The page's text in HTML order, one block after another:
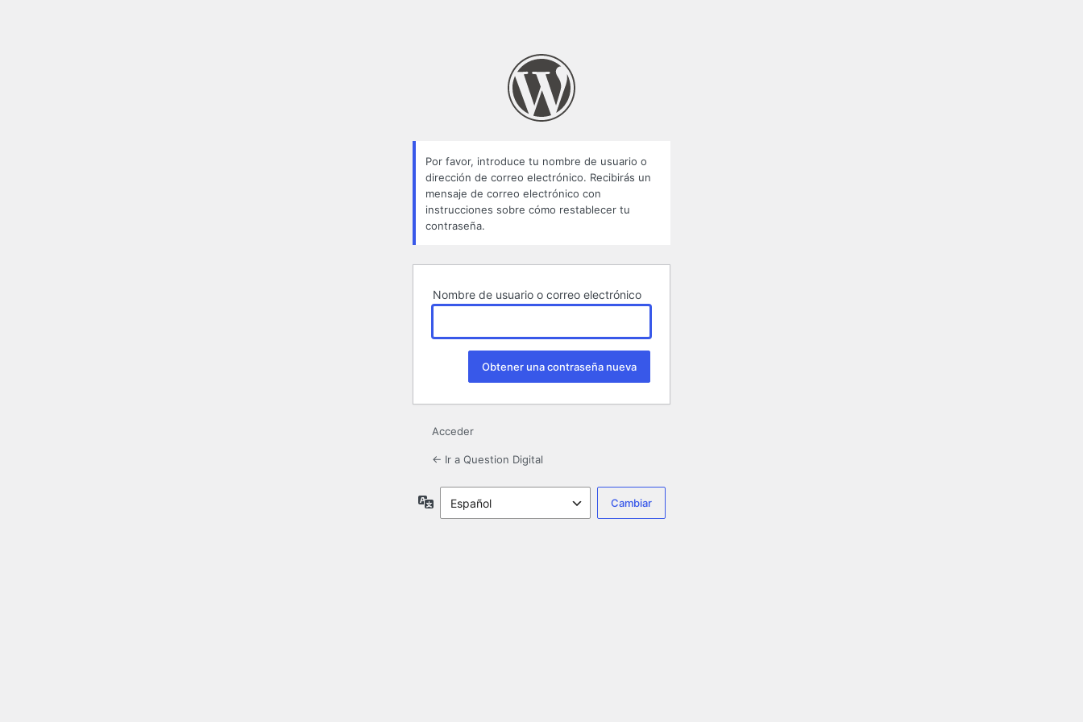
Por favor, introduce tu nombre de usuario o
dirección de correo electrónico. Recibirás un
mensaje de correo electrónico con
instrucciones sobre cómo restablecer tu
contraseña.
Nombre de usuario o correo electrónico
Acceder
← Ir a Question Digital
Idioma